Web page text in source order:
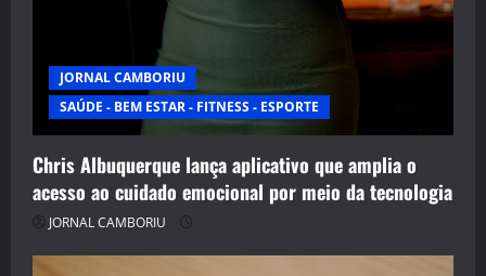
JORNAL CAMBORIU
SAÚDE - BEM ESTAR - FITNESS - ESPORTE
Chris Albuquerque lança aplicativo que amplia o
acesso ao cuidado emocional por meio da tecnologia
JORNAL CAMBORIU